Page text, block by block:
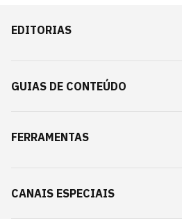
EDITORIAS
GUIAS DE CONTEÚDO
FERRAMENTAS
CANAIS ESPECIAIS